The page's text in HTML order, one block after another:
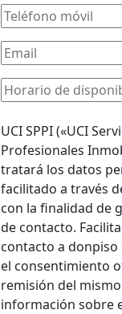
UCI SPPI («UCI
Profesionales
tratará los datos
facilitado a través
con la finalidad de
de contacto.
contacto a
el consentimiento
remisión del
información sobre